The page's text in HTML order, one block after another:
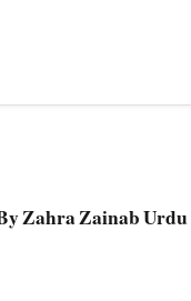
Zahra Zainab